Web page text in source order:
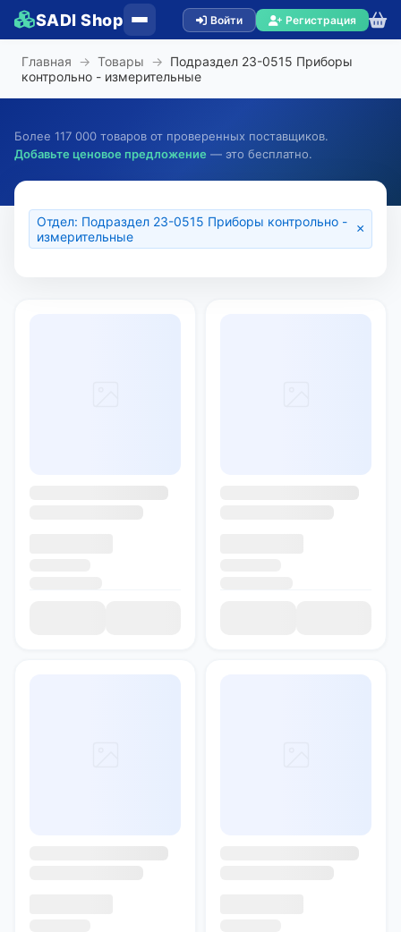
SADI Shop Войти Регистрация
Главная → Товары → Подраздел 23-0515 Приборы
контрольно - измерительные
Более 117 000 товаров от проверенных поставщиков.
Добавьте ценовое предложение — это бесплатно.
Отдел: Подраздел 23-0515 Приборы контрольно -
измерительные
×